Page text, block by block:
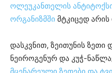
ოლეუკანთელის
ორგანიზმში მტკიცედ
დასკვნით, ზეითუნის ზეთი
ნეიროგენურ და კუჭ-
მცენარეული ზეთები და